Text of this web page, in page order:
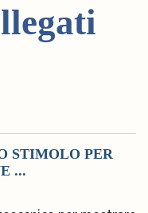
STIMOLO PER
...